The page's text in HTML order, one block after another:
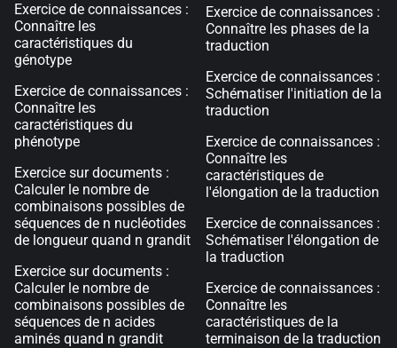
Exercice de connaissances :
Connaître les
caractéristiques du
génotype
Exercice de connaissances :
Connaître les
caractéristiques du
phénotype
Exercice sur documents :
Calculer le nombre de
combinaisons possibles de
séquences de n nucléotides
de longueur quand n grandit
Exercice sur documents :
Calculer le nombre de
combinaisons possibles de
séquences de n acides
aminés quand n grandit
Exercice de connaissances :
Connaître les phases de la
traduction
Exercice de connaissances :
Schématiser l'initiation de la
traduction
Exercice de connaissances :
Connaître les
caractéristiques de
l'élongation de la traduction
Exercice de connaissances :
Schématiser l'élongation de
la traduction
Exercice de connaissances :
Connaître les
caractéristiques de la
terminaison de la traduction